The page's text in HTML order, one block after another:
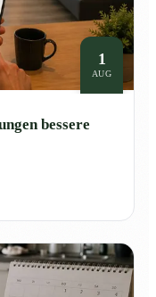
1
AUG
bessere